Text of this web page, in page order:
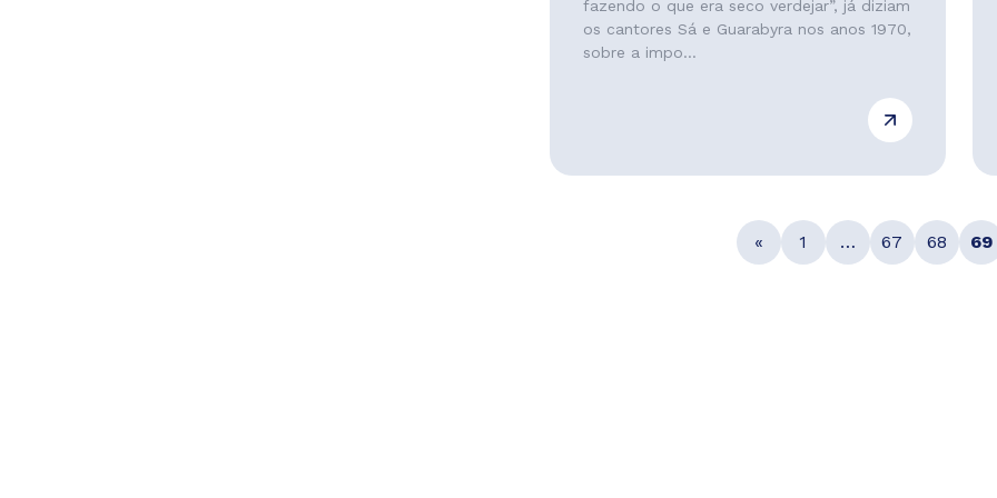
fazendo o que era seco verdejar”, já diziam
os cantores Sá e Guarabyra nos anos 1970,
sobre a impo...
« 1 … 67 68 69